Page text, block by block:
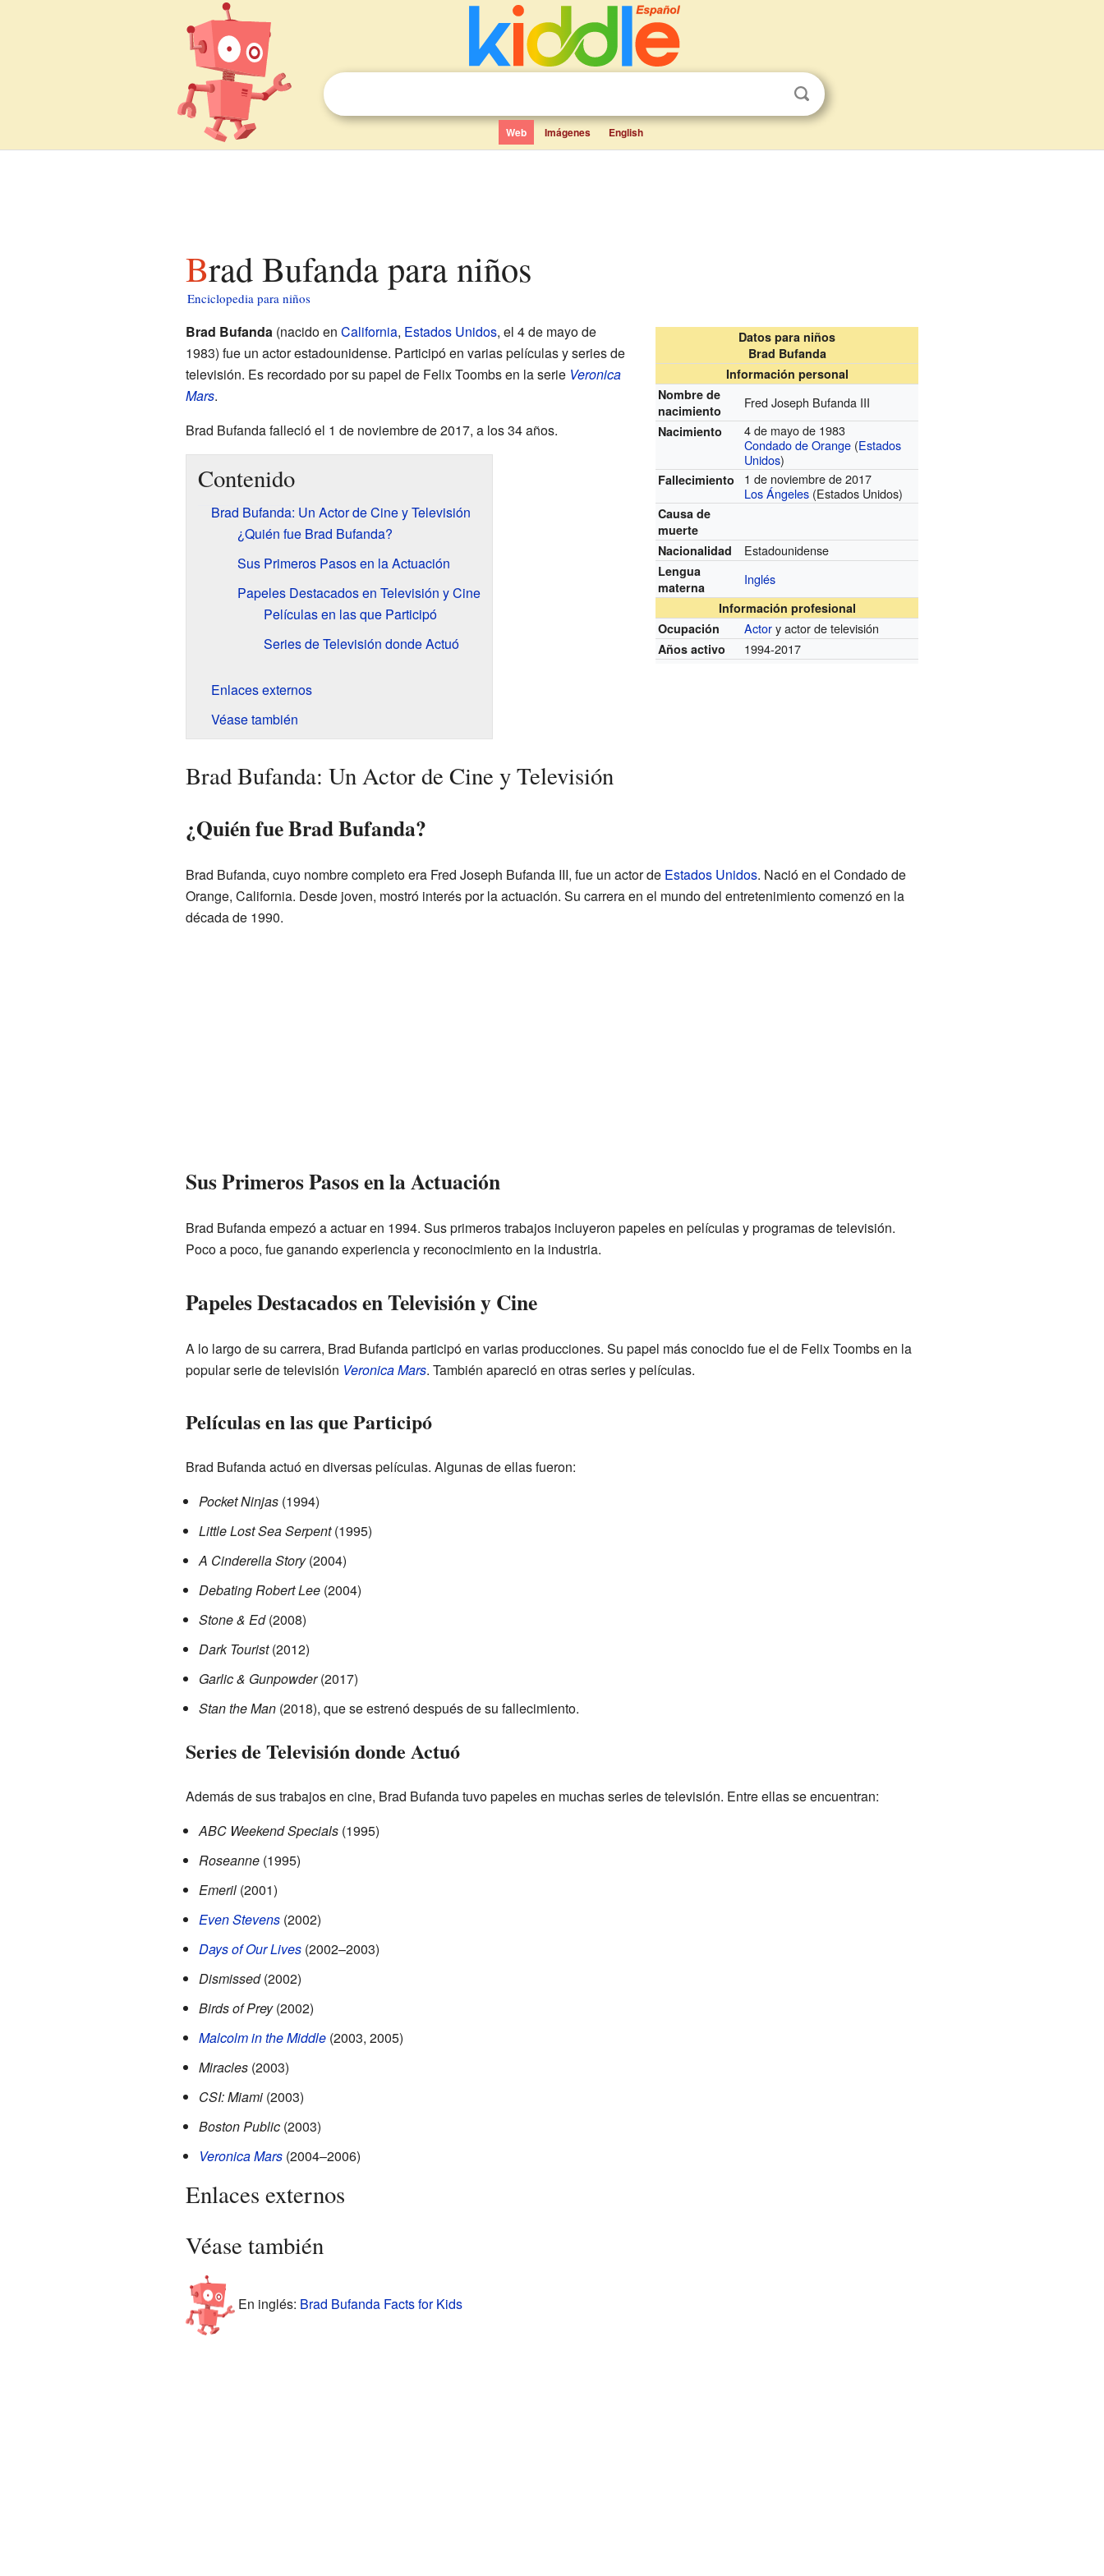
Web Imágenes English
Brad Bufanda para niños
Enciclopedia para niños
Datos para niños
Brad Bufanda
Información personal
Nombre de
nacimiento
Fred Joseph Bufanda III
Nacimiento
4 de mayo de 1983
Condado de Orange (Estados
Unidos)
Fallecimiento
1 de noviembre de 2017
Los Ángeles (Estados Unidos)
Causa de
muerte
Nacionalidad
Estadounidense
Lengua
materna
Inglés
Información profesional
Ocupación
Actory actor de televisión
Años activo 1994-2017
Brad Bufanda(nacido en California, Estados Unidos, el 4 de mayo de
1983) fue un actor estadounidense. Participó en varias películas y series de
televisión. Es recordado por su papel de Felix Toombs en la serie Veronica
Mars.
Brad Bufanda falleció el 1 de noviembre de 2017, a los 34 años.
Contenido
Brad Bufanda: Un Actor de Cine y Televisión
¿Quién fue Brad Bufanda?
Sus Primeros Pasos en la Actuación
Papeles Destacados en Televisión y Cine
Películas en las que Participó
Series de Televisión donde Actuó
Enlaces externos
Véase también
Brad Bufanda: Un Actor de Cine y Televisión
¿Quién fue Brad Bufanda?
Brad Bufanda, cuyo nombre completo era Fred Joseph Bufanda III, fue un actor de Estados Unidos. Nació en el Condado de
Orange, California. Desde joven, mostró interés por la actuación. Su carrera en el mundo del entretenimiento comenzó en la
década de 1990.
Sus Primeros Pasos en la Actuación
Brad Bufanda empezó a actuar en 1994. Sus primeros trabajos incluyeron papeles en películas y programas de televisión.
Poco a poco, fue ganando experiencia y reconocimiento en la industria.
Papeles Destacados en Televisión y Cine
A lo largo de su carrera, Brad Bufanda participó en varias producciones. Su papel más conocido fue el de Felix Toombs en la
popular serie de televisión Veronica Mars. También apareció en otras series y películas.
Películas en las que Participó
Brad Bufanda actuó en diversas películas. Algunas de ellas fueron:
Pocket Ninjas(1994)
Little Lost Sea Serpent(1995)
A Cinderella Story(2004)
Debating Robert Lee(2004)
Stone & Ed(2008)
Dark Tourist(2012)
Garlic & Gunpowder(2017)
Stan the Man(2018), que se estrenó después de su fallecimiento.
Series de Televisión donde Actuó
Además de sus trabajos en cine, Brad Bufanda tuvo papeles en muchas series de televisión. Entre ellas se encuentran:
ABC Weekend Specials(1995)
Roseanne(1995)
Emeril(2001)
Even Stevens(2002)
Days of Our Lives(2002–2003)
Dismissed(2002)
Birds of Prey(2002)
Malcolm in the Middle(2003, 2005)
Miracles(2003)
CSI: Miami(2003)
Boston Public(2003)
Veronica Mars(2004–2006)
Enlaces externos
Véase también
En inglés: Brad Bufanda Facts for Kids